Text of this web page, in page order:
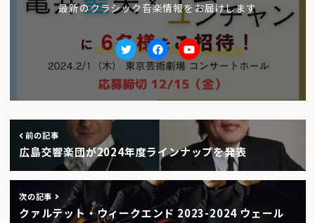
最新のクラシック音楽情報をお届けします
TwitterfacebookYoutube
前の記事
広島交響楽団が2024年度ラインナップを発表
次の記事
クァルテット・ウィークエンド 2023-2024 ウェール